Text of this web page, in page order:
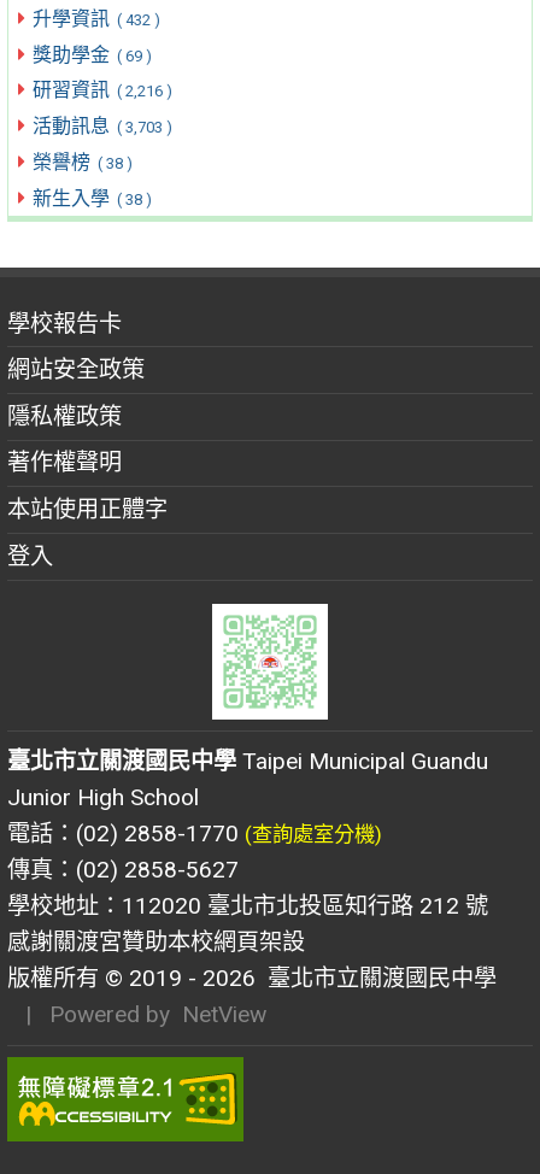
升學資訊 ( 432 )
獎助學金 ( 69 )
研習資訊 ( 2,216 )
活動訊息 ( 3,703 )
榮譽榜 ( 38 )
新生入學 ( 38 )
學校報告卡
網站安全政策
隱私權政策
著作權聲明
本站使用正體字
登入
臺北市立關渡國民中學 Taipei Municipal Guandu
Junior High School
電話：(02) 2858-1770 (查詢處室分機)
傳真：(02) 2858-5627
學校地址：112020 臺北市北投區知行路 212 號
感謝關渡宮贊助本校網頁架設
版權所有 © 2019 - 2026 臺北市立關渡國民中學
| Powered by NetView